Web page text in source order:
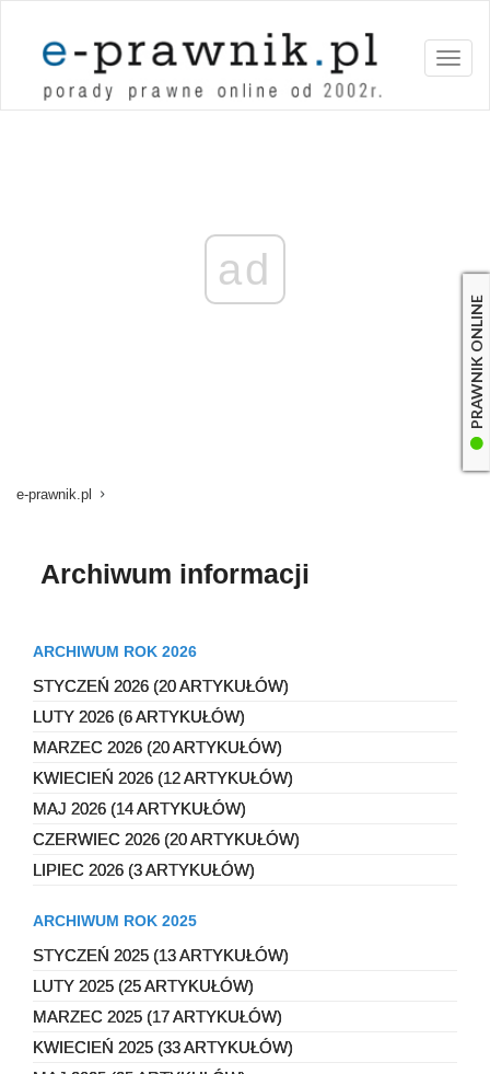
ad
e-prawnik.pl
Archiwum informacji
ARCHIWUM ROK 2026
STYCZEŃ 2026 (20 ARTYKUŁÓW)
LUTY 2026 (6 ARTYKUŁÓW)
MARZEC 2026 (20 ARTYKUŁÓW)
KWIECIEŃ 2026 (12 ARTYKUŁÓW)
MAJ 2026 (14 ARTYKUŁÓW)
CZERWIEC 2026 (20 ARTYKUŁÓW)
LIPIEC 2026 (3 ARTYKUŁÓW)
ARCHIWUM ROK 2025
STYCZEŃ 2025 (13 ARTYKUŁÓW)
LUTY 2025 (25 ARTYKUŁÓW)
MARZEC 2025 (17 ARTYKUŁÓW)
KWIECIEŃ 2025 (33 ARTYKUŁÓW)
PRAWNIK ONLINE